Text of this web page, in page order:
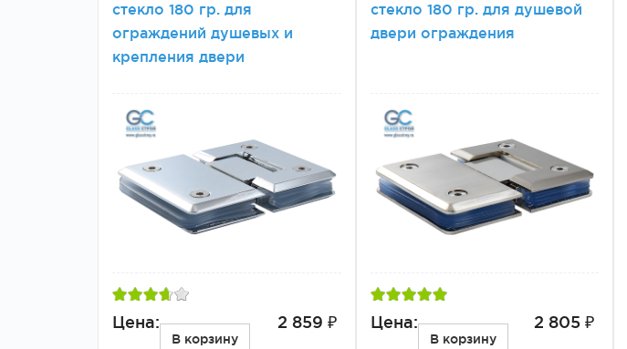
стекло 180 гр. для
ограждений душевых и
крепления двери
Цена: 2 859 ₽
В корзину
стекло 180 гр. для душевой
двери ограждения
Цена: 2 805 ₽
В корзину